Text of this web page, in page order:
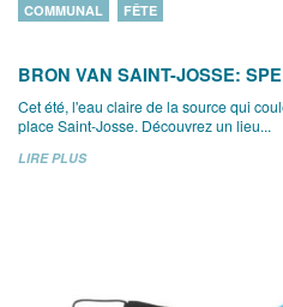
COMMUNAL FÊTE
BRON VAN SAINT-JOSSE:
Cet été, l'eau claire de la source qui
place Saint-Josse. Découvrez un lieu...
LIRE PLUS